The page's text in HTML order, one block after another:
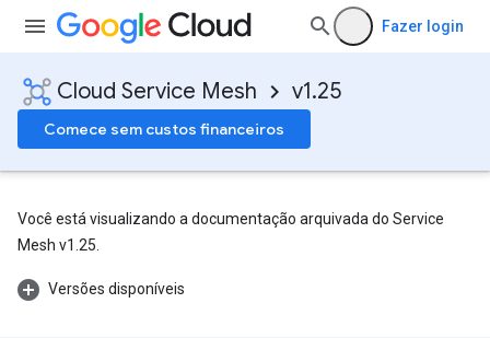
Fazer login
Cloud Service Mesh v1.25
Comece sem custos financeiros
Você está visualizando a documentação arquivada do Service
Mesh v1.25.
Versões disponíveis